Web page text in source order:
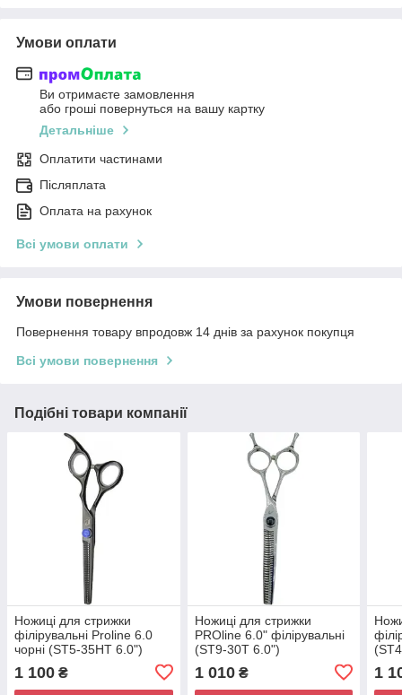
Умови оплати
Ви отримаєте замовлення
або гроші повернуться на вашу картку
Детальніше
Оплатити частинами
Післяплата
Оплата на рахунок
Всі умови оплати
Умови повернення
Повернення товару впродовж 14 днів за рахунок покупця
Всі умови повернення
Подібні товари компанії
Ножиці для стрижки
філірувальні Proline 6.0
чорні (ST5-35HT 6.0")
1 100 ₴
Ножиці для стрижки
PROline 6.0" філірувальні
(ST9-30T 6.0")
1 010₴ 1